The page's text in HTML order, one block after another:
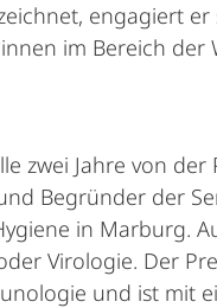
engagiert
im Bereich der
zwei Jahre von
Begründer der
in Marburg.
Virologie. Der
und ist mit